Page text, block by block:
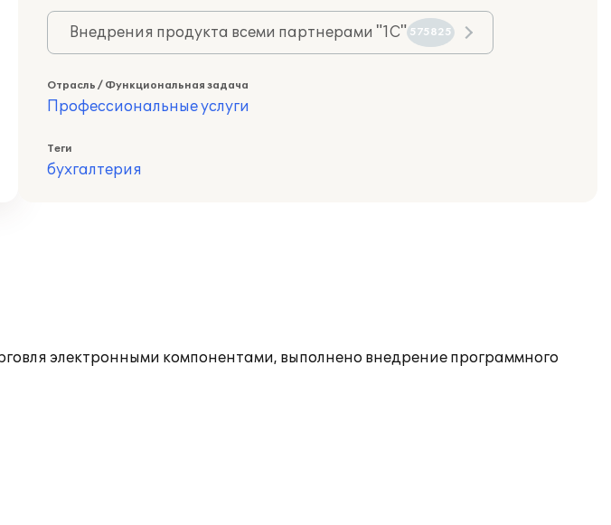
Внедрения продукта всеми партнерами "1С" 575825
Отрасль / Функциональная задача
Профессиональные услуги
Теги
бухгалтерия
электронными компонентами, выполнено внедрение программного